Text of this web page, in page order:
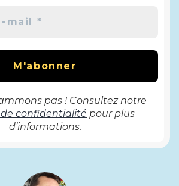
pas ! Consultez notre
confidentialité pour plus
d’informations.